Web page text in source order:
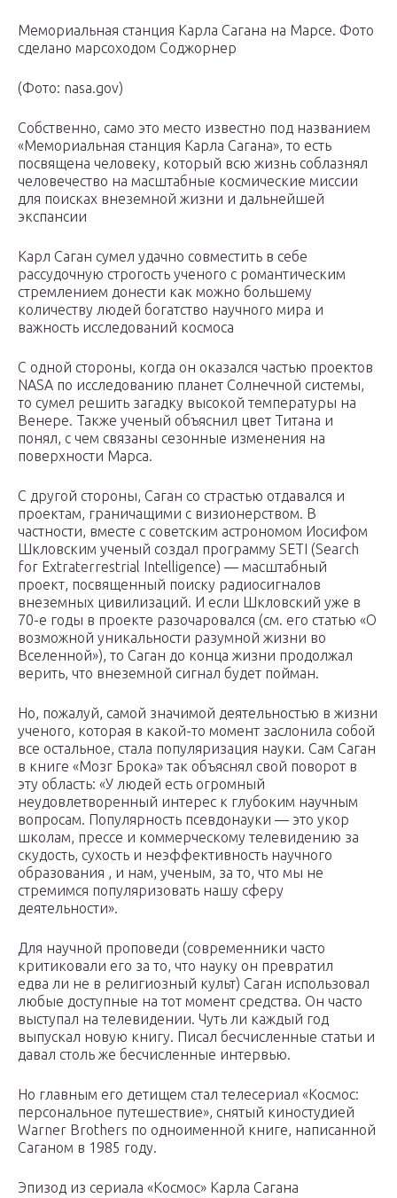
Мемориальная станция Карла Сагана на Марсе. Фото
сделано марсоходом Соджорнер
(Фото: nasa.gov)
Собственно, само это место известно под названием
«Мемориальная станция Карла Сагана», то есть
посвящена человеку, который всю жизнь соблазнял
человечество на масштабные космические миссии
для поисках внеземной жизни и дальнейшей
экспансии
Карл Саган сумел удачно совместить в себе
рассудочную строгость ученого с романтическим
стремлением донести как можно большему
количеству людей богатство научного мира и
важность исследований космоса
С одной стороны, когда он оказался частью проектов
NАSА по исследованию планет Солнечной системы,
то сумел решить загадку высокой температуры на
Венере. Также ученый объяснил цвет Титана и
понял, с чем связаны сезонные изменения на
поверхности Марса.
С другой стороны, Саган со страстью отдавался и
проектам, граничащими с визионерством. В
частности, вместе с советским астрономом Иосифом
Шкловским ученый создал программу SETI (Search
for Extraterrestrial Intelligence) — масштабный
проект, посвященный поиску радиосигналов
внеземных цивилизаций. И если Шкловский уже в
70-е годы в проекте разочаровался (см. его статью «О
возможной уникальности разумной жизни во
Вселенной»), то Саган до конца жизни продолжал
верить, что внеземной сигнал будет пойман.
Но, пожалуй, самой значимой деятельностью в жизни
ученого, которая в какой-то момент заслонила собой
все остальное, стала популяризация науки. Сам Саган
в книге «Мозг Брока» так объяснял свой поворот в
эту область: «У людей есть огромный
неудовлетворенный интерес к глубоким научным
вопросам. Популярность псевдонауки — это укор
школам, прессе и коммерческому телевидению за
скудость, сухость и неэффективность научного
образования , и нам, ученым, за то, что мы не
стремимся популяризовать нашу сферу
деятельности».
Для научной проповеди (современники часто
критиковали его за то, что науку он превратил
едва ли не в религиозный культ) Саган использовал
любые доступные на тот момент средства. Он часто
выступал на телевидении. Чуть ли каждый год
выпускал новую книгу. Писал бесчисленные статьи и
давал столь же бесчисленные интервью.
Но главным его детищем стал телесериал «Космос:
персональное путешествие», снятый киностудией
Wаrner Brothers по одноименной книге, написанной
Саганом в 1985 году.
Эпизод из сериала «Космос» Карла Сагана